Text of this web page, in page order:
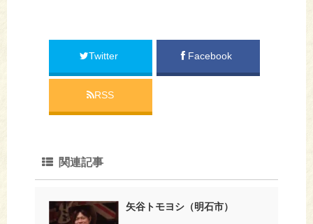
Twitter Facebook
RSS
関連記事
矢谷トモヨシ（明石市）